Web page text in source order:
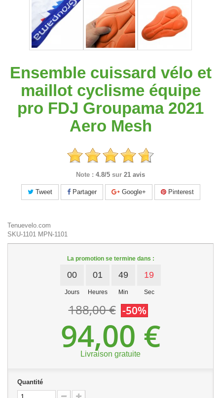
Ensemble cuissard vélo et
maillot cyclisme équipe
pro FDJ Groupama 2021
Aero Mesh
Note : 4.8/5 sur 21 avis
Tweet Partager Google+ Pinterest
Tenuevelo.com
SKU-1101 MPN-1101
La promotion se termine dans :
00
Jours
01
Heures
49
Min
18
Sec
188,00 € -50%
94,00 €
Livraison gratuite
Quantité